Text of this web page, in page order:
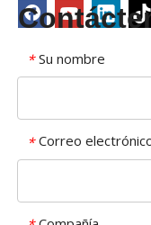
* Su nombre
* Correo